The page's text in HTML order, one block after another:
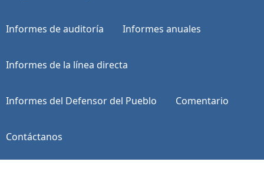
Informes de auditoría Informes anuales
Informes de la línea directa
Informes del Defensor del Pueblo Comentario
Contáctanos